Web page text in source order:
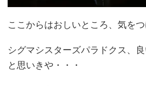
ここからはおしいところ、気をつ
シグマシスターズパラドクス、
と思いきや・・・